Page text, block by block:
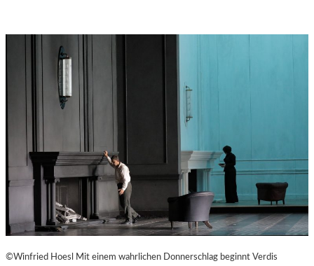
©Winfried Hoesl Mit einem wahrlichen Donnerschlag beginnt Verdis